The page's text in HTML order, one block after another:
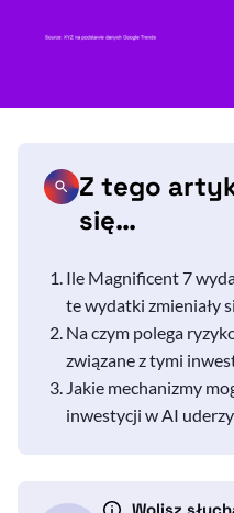
Z tego
się…
Ile Magnificent 7
te wydatki zmieniały
Na czym polega
związane z tymi
Jakie mechanizmy
inwestycji w AI